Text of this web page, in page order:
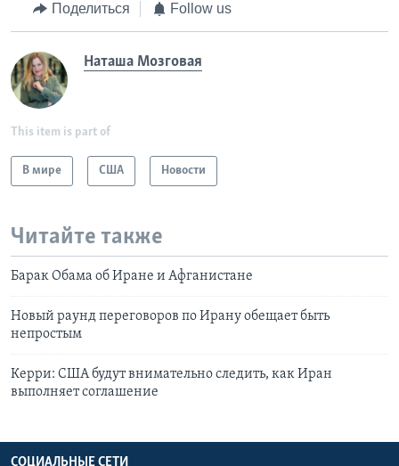
Поделиться Follow us
Наташа Мозговая
This item is part of
В мире США Новости
Читайте также
Барак Обама об Иране и Афганистане
Новый раунд переговоров по Ирану обещает быть
непростым
Керри: США будут внимательно следить, как Иран
выполняет соглашение
СОЦИАЛЬНЫЕ СЕТИ